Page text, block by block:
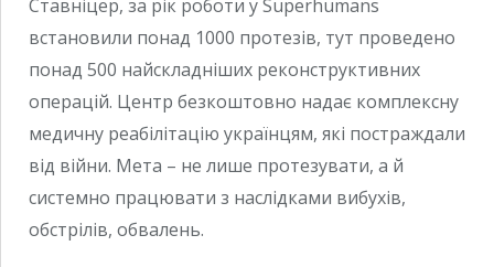
Ставніцер, за рік роботи у Superhumans
встановили понад 1000 протезів, тут проведено
понад 500 найскладніших реконструктивних
операцій. Центр безкоштовно надає комплексну
медичну реабілітацію українцям, які постраждали
від війни. Мета – не лише протезувати, а й
системно працювати з наслідками вибухів,
обстрілів, обвалень.